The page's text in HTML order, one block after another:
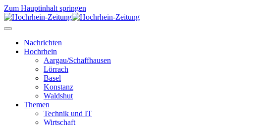
Zum Hauptinhalt springen
Nachrichten
Hochrhein
Aargau/Schaffhausen
Lörrach
Basel
Konstanz
Waldshut
Themen
Technik und IT
Wirtschaft